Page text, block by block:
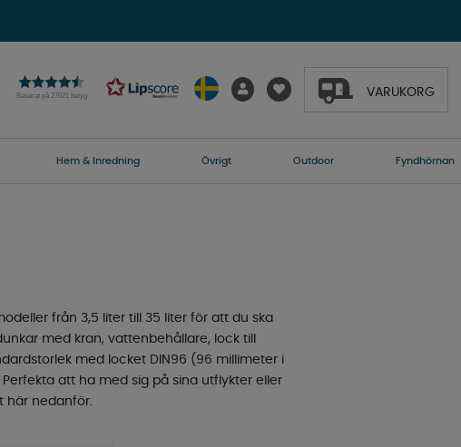
Baserat på 27021 betyg VARUKORG
Hem & Inredning Övrigt Outdoor Fyndhörnan
från 3,5 liter till 35 liter för att du ska
med kran, vattenbehållare, lock till
med locket DIN96 (96 millimeter i
att ha med sig på sina utflykter eller
här nedanför.